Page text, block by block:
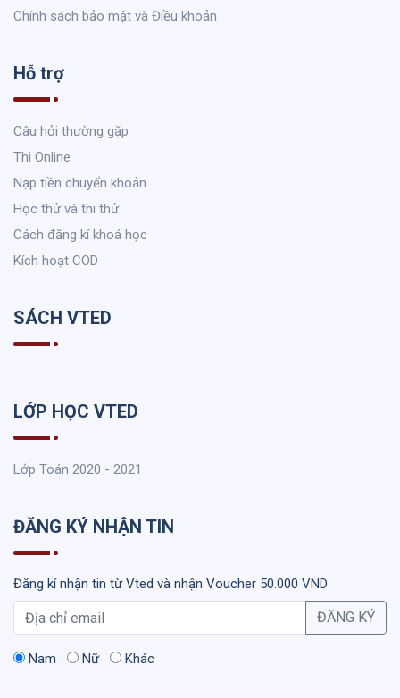
Chính sách bảo mật và Điều khoản
Hỗ trợ
Câu hỏi thường gặp
Thi Online
Nạp tiền chuyển khoản
Học thử và thi thử
Cách đăng kí khoá học
Kích hoạt COD
SÁCH VTED
LỚP HỌC VTED
Lớp Toán 2020 - 2021
ĐĂNG KÝ NHẬN TIN
Đăng kí nhận tin từ Vted và nhận Voucher 50.000 VND
ĐĂNG KÝ
Nam Nữ Khác